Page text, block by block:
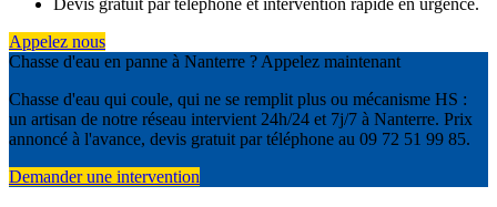
Appelez nous
Chasse d'eau en panne à Nanterre ? Appelez maintenant
Chasse d'eau qui coule, qui ne se remplit plus ou mécanisme HS :
un artisan de notre réseau intervient 24h/24 et 7j/7 à Nanterre. Prix
annoncé à l'avance, devis gratuit par téléphone au 09 72 51 99 85.
Demander une intervention